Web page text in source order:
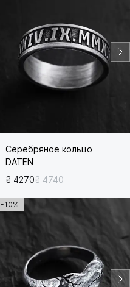
Серебряное кольцо
DATEN
₴ 4270₴ 4740
-10%